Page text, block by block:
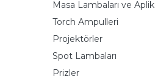
Masa Lambaları ve Aplik
Torch Ampulleri
Projektörler
Spot Lambaları
Prizler